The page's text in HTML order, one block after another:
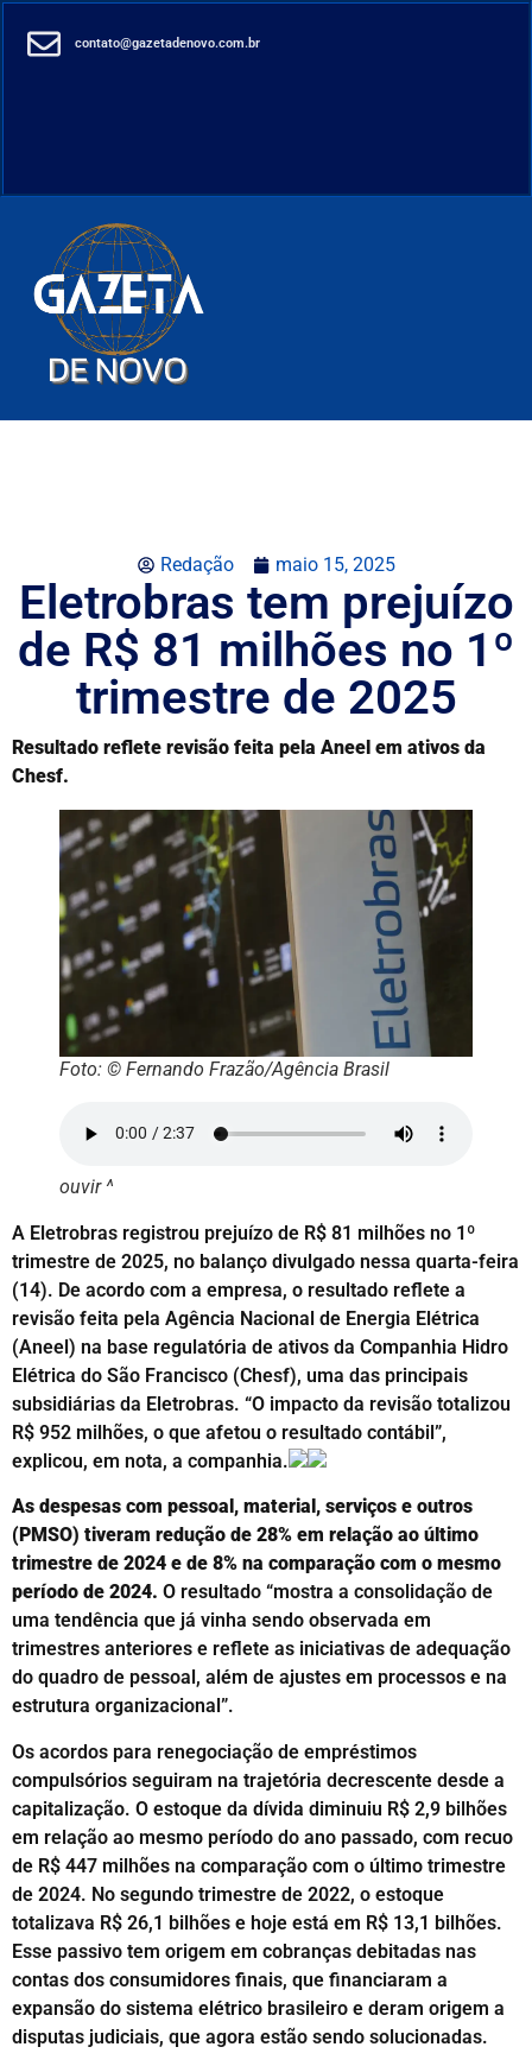
contato@gazetadenovo.com.br
Redação maio 15, 2025
Eletrobras tem prejuízo
de R$ 81 milhões no 1º
trimestre de 2025
Resultado reflete revisão feita pela Aneel em ativos da
Chesf.
Foto: © Fernando Frazão/Agência Brasil
ouvir ^
A Eletrobras registrou prejuízo de R$ 81 milhões no 1º
trimestre de 2025, no balanço divulgado nessa quarta-feira
(14). De acordo com a empresa, o resultado reflete a
revisão feita pela Agência Nacional de Energia Elétrica
(Aneel) na base regulatória de ativos da Companhia Hidro
Elétrica do São Francisco (Chesf), uma das principais
subsidiárias da Eletrobras. “O impacto da revisão totalizou
R$ 952 milhões, o que afetou o resultado contábil”,
explicou, em nota, a companhia.
As despesas com pessoal, material, serviços e outros
(PMSO) tiveram redução de 28% em relação ao último
trimestre de 2024 e de 8% na comparação com o mesmo
período de 2024. O resultado “mostra a consolidação de
uma tendência que já vinha sendo observada em
trimestres anteriores e reflete as iniciativas de adequação
do quadro de pessoal, além de ajustes em processos e na
estrutura organizacional”.
Os acordos para renegociação de empréstimos
compulsórios seguiram na trajetória decrescente desde a
capitalização. O estoque da dívida diminuiu R$ 2,9 bilhões
em relação ao mesmo período do ano passado, com recuo
de R$ 447 milhões na comparação com o último trimestre
de 2024. No segundo trimestre de 2022, o estoque
totalizava R$ 26,1 bilhões e hoje está em R$ 13,1 bilhões.
Esse passivo tem origem em cobranças debitadas nas
contas dos consumidores finais, que financiaram a
expansão do sistema elétrico brasileiro e deram origem a
disputas judiciais, que agora estão sendo solucionadas.